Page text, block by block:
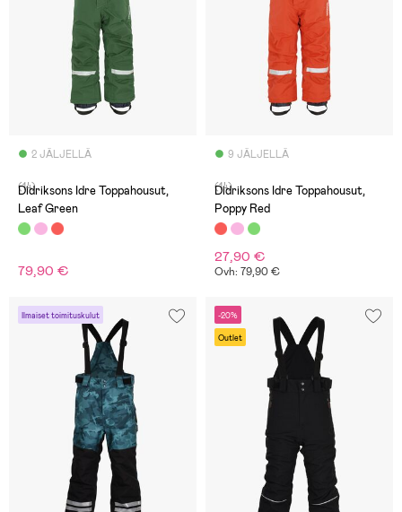
2 JÄLJELLÄ
(14)
Didriksons Idre Toppahousut,
Leaf Green
79,90 €
9 JÄLJELLÄ
(14)
Didriksons Idre Toppahousut,
Poppy Red
27,90 €
Ovh: 79,90 €
Ilmaiset toimituskulut -20%
Outlet